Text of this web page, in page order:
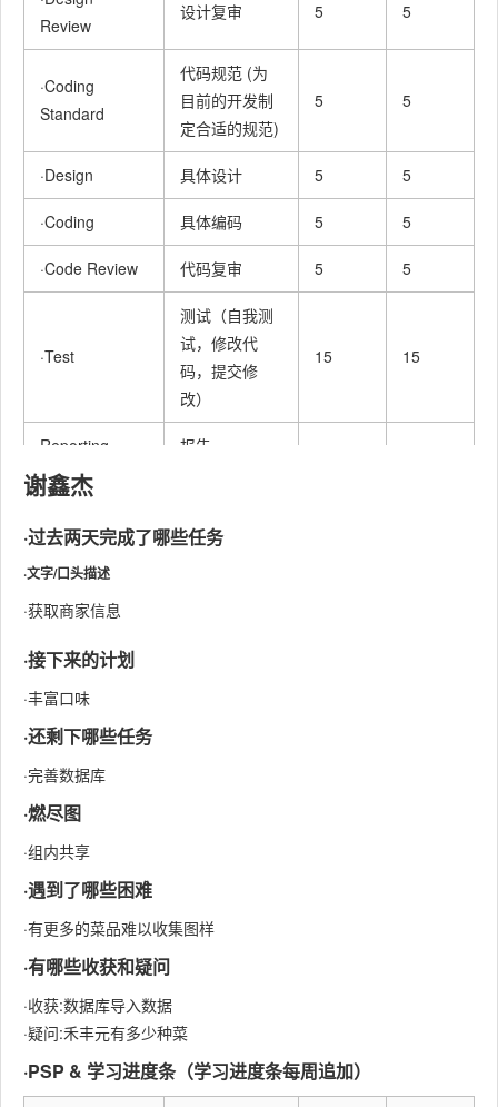
Review
设计复审 5 5
·Coding
Standard
代码规范 (为
目前的开发制
定合适的规范)
5 5
·Design 具体设计 5 5
·Coding 具体编码 5 5
·Code Review 代码复审 5 5
·Test
测试（自我测
试，修改代
码，提交修
改）
15 15
Reporting 报告
·Test Repor
·Size
Measurement
计算工作量
·Postmortem &
Improvement
Plan
谢鑫杰
·过去两天完成了哪些任务
·文字/口头描述
·获取商家信息
·接下来的计划
·丰富口味
·还剩下哪些任务
·完善数据库
·燃尽图
·组内共享
·遇到了哪些困难
·有更多的菜品难以收集图样
·有哪些收获和疑问
·收获:数据库导入数据
·疑问:禾丰元有多少种菜
·PSP & 学习进度条（学习进度条每周追加）